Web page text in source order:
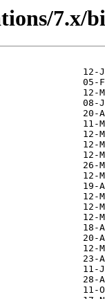
7.x/